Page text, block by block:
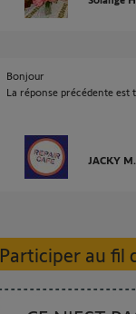
Bonjour
La réponse précédente est
JACKY M.
Participer au fil